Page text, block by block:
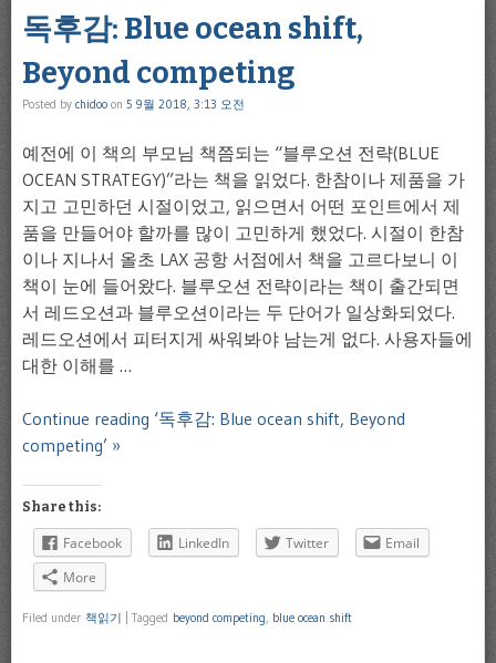
독후감: Blue ocean shift,
Beyond competing
Posted by chidoo on 5 9월 2018, 3:13 오전
예전에 이 책의 부모님 책쯤되는 “블루오션 전략(BLUE
OCEAN STRATEGY)”라는 책을 읽었다. 한참이나 제품을 가
지고 고민하던 시절이었고, 읽으면서 어떤 포인트에서 제
품을 만들어야 할까를 많이 고민하게 했었다. 시절이 한참
이나 지나서 올초 LAX 공항 서점에서 책을 고르다보니 이
책이 눈에 들어왔다. 블루오션 전략이라는 책이 출간되면
서 레드오션과 블루오션이라는 두 단어가 일상화되었다.
레드오션에서 피터지게 싸워봐야 남는게 없다. 사용자들에
대한 이해를 …
Continue reading ‘독후감: Blue ocean shift, Beyond
competing’ »
Share this:
Facebook LinkedIn Twitter
Email
More
Filed under 책읽기 Tagged beyond competing, blue ocean shift